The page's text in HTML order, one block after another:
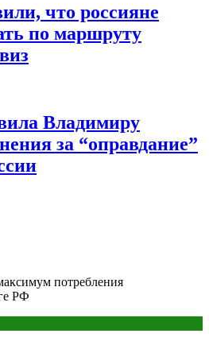
что россияне
по маршруту
Владимиру
за “оправдание”
потребления
РФ